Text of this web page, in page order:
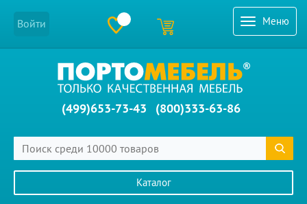
Меню
Войти
(499)653-73-43 (800)333-63-86
Каталог